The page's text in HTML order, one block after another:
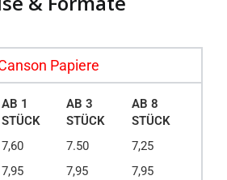
Papiere
AB 1
STÜCK
AB 3
STÜCK
AB 8
STÜCK
7,60 7.50
7,25
7,95 7,95
7,95